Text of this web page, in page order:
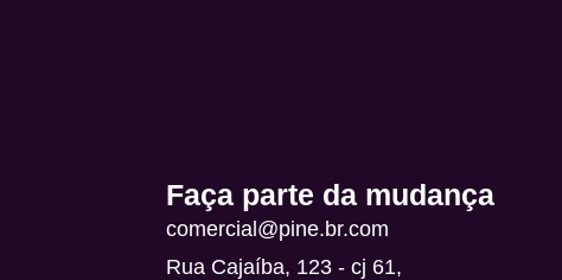
Faça parte da mudança
comercial@pine.br.com
Rua Cajaíba, 123 - cj 61,